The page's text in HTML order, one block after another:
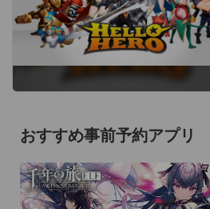
覧することができ、真・女神転生の
ことができます。また、iPhone版「
連動機能「ハロウィンシステム」に
悪魔を仲魔にすることができます。
おすすめ事前予約アプリ